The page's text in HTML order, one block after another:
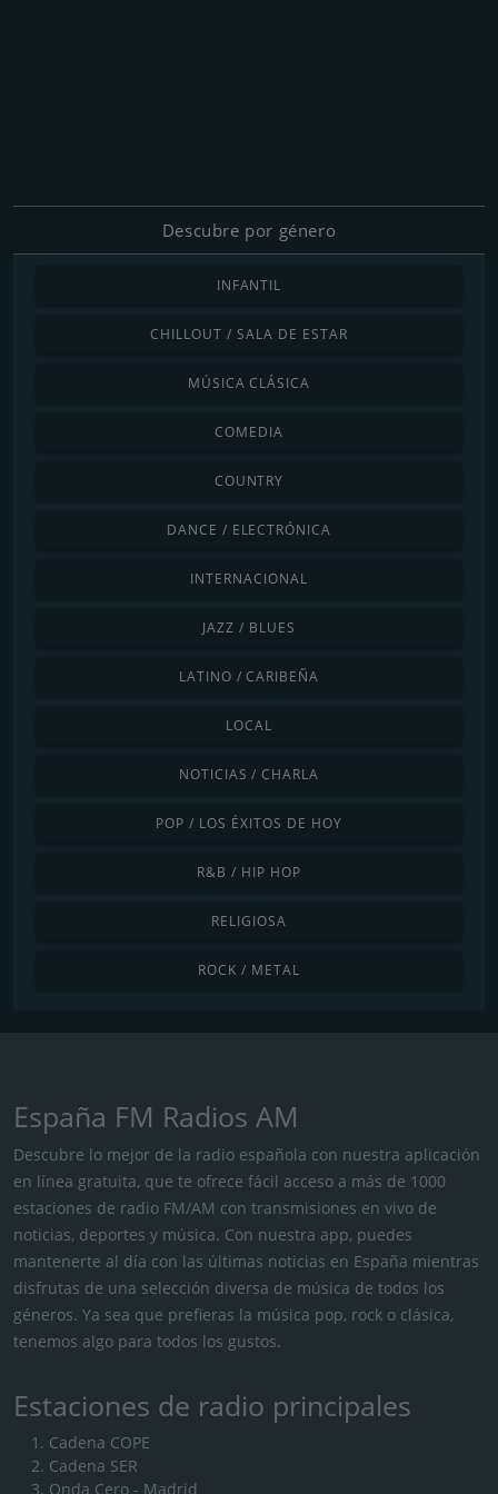
Descubre por género
INFANTIL
CHILLOUT / SALA DE ESTAR
MÚSICA CLÁSICA
COMEDIA
COUNTRY
DANCE / ELECTRÓNICA
INTERNACIONAL
JAZZ / BLUES
LATINO / CARIBEÑA
LOCAL
NOTICIAS / CHARLA
POP / LOS ÉXITOS DE HOY
R&B / HIP HOP
RELIGIOSA
ROCK / METAL
España FM Radios AM
Descubre lo mejor de la radio española con nuestra aplicación
en línea gratuita, que te ofrece fácil acceso a más de 1000
estaciones de radio FM/AM con transmisiones en vivo de
noticias, deportes y música. Con nuestra app, puedes
mantenerte al día con las últimas noticias en España mientras
disfrutas de una selección diversa de música de todos los
géneros. Ya sea que prefieras la música pop, rock o clásica,
tenemos algo para todos los gustos.
Estaciones de radio principales
Cadena COPE
Cadena SER
Onda Cero - Madrid